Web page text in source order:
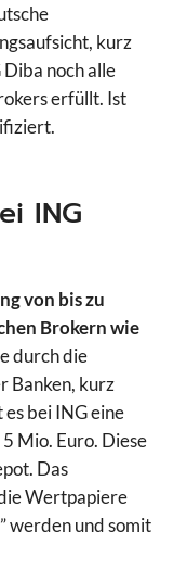
kurz
noch alle
erfüllt. Ist
ING
von bis zu
Brokern wie
durch die
Banken, kurz
bei ING eine
Mio. Euro. Diese
Das
Wertpapiere
werden und somit